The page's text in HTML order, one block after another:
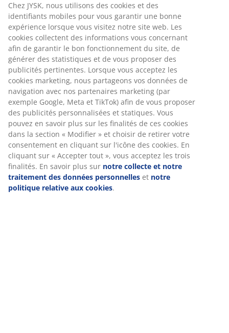
Chaise relax en acier et textilène. Pliable.
RÉFÉRENCE: 3725007
Instructions de montage
Spécifications
Avis
(171)
Chez JYSK, nous utilisons des cookies et des
identifiants mobiles pour vous garantir une bonne
expérience lorsque vous visitez notre site web. Les
cookies collectent des informations vous concernant
afin de garantir le bon fonctionnement du site, de
générer des statistiques et de vous proposer des
publicités pertinentes. Lorsque vous acceptez les
cookies marketing, nous partageons vos données de
navigation avec nos partenaires marketing (par
exemple Google, Meta et TikTok) afin de vous proposer
des publicités personnalisées et statiques. Vous
pouvez en savoir plus sur les finalités de ces cookies
dans la section « Modifier » et choisir de retirer votre
consentement en cliquant sur l'icône des cookies. En
cliquant sur « Accepter tout », vous acceptez les trois
finalités. En savoir plus sur notre collecte et notre
traitement des données personnelles et notre
politique relative aux cookies.